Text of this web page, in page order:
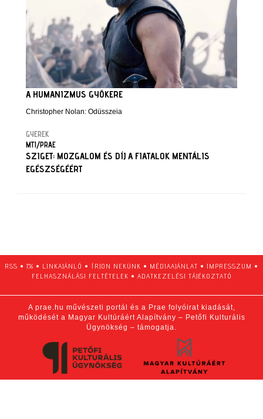
A HUMANIZMUS GYÖKERE
Christopher Nolan: Odüsszeia
GYEREK
MTI/PRAE
SZIGET: MOZGALOM ÉS DÍJ A FIATALOK MENTÁLIS
EGÉSZSÉGÉÉRT
RSS • 1% • LINKAJÁNLÓ • ÍRJON NEKÜNK • MÉDIAAJÁNLAT • IMPRESSZUM •
FELHASZNÁLÁSI FELTÉTELEK • ADATKEZELÉSI TÁJÉKOZTATÓ
A prae.hu művészeti portál és a Prae folyóirat kiadását,
működését a Magyar Kultúráért Alapítvány – Petőfi Kulturális
Ügynökség – támogatja.